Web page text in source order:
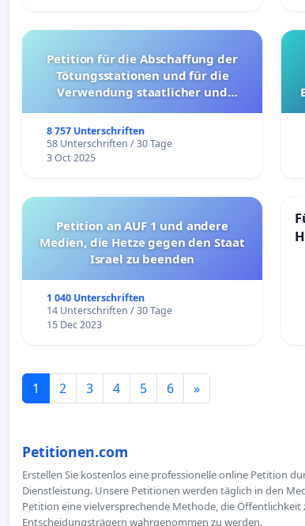
Petition für die Abschaffung der
Tötungsstationen und für die
Verwendung staatlicher und
8 757 Unterschriften
58 Unterschriften / 30 Tage
3 Oct 2025
Petition an AUF 1 und andere
Medien, die Hetze gegen den Staat
Israel zu beenden
1 040 Unterschriften
14 Unterschriften / 30 Tage
15 Dec 2023
1 2 3 4 5 6 »
Petitionen.com
Erstellen Sie kostenlos eine professionelle online Petition
Dienstleistung. Unsere Petitionen werden täglich in den
Petition eine vielversprechende Methode, die Öffentlichkeit
Entscheidungsträgern wahrgenommen zu werden.